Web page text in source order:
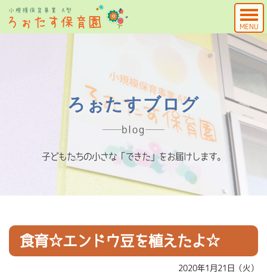
MENU
ろぉたすブログ
blog
子どもたちの小さな「できた」をお届けします。
食育☆エンドウ豆を植えたよ☆
2020年1月21日（火）